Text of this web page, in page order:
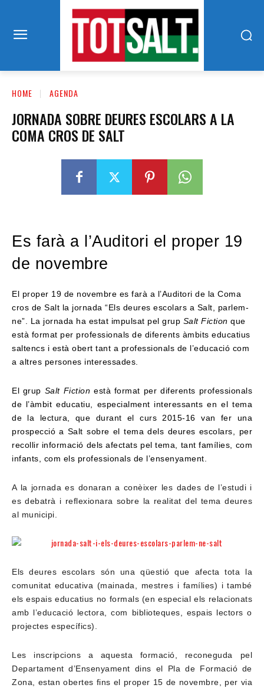
HOME AGENDA
JORNADA SOBRE DEURES ESCOLARS A LA
COMA CROS DE SALT
Es farà a l’Auditori el proper 19
de novembre
El proper 19 de novembre es farà a l’Auditori de la Coma
cros de Salt la jornada “Els deures escolars a Salt, parlem-
ne”. La jornada ha estat impulsat pel grup Salt Fiction que
està format per professionals de diferents àmbits educatius
saltencs i està obert tant a professionals de l’educació com
a altres persones interessades.
El grup Salt Fiction està format per diferents professionals
de l’àmbit educatiu, especialment interessants en el tema
de la lectura, que durant el curs 2015-16 van fer una
prospecció a Salt sobre el tema dels deures escolars, per
recollir informació dels afectats pel tema, tant famílies, com
infants, com els professionals de l’ensenyament.
A la jornada es donaran a conèixer les dades de l’estudi i
es debatrà i reflexionara sobre la realitat del tema deures
al municipi.
Els deures escolars són una qüestió que afecta tota la
comunitat educativa (mainada, mestres i famílies) i també
els espais educatius no formals (en especial els relacionats
amb l’educació lectora, com biblioteques, espais lectors o
projectes específics).
Les inscripcions a aquesta formació, reconeguda pel
Departament d’Ensenyament dins el Pla de Formació de
Zona, estan obertes fins el proper 15 de novembre, per via